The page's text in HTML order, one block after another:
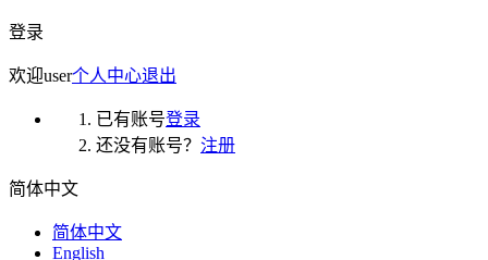
登录
欢迎user个人中心退出
已有账号登录
还没有账号？ 注册
简体中文
简体中文
English